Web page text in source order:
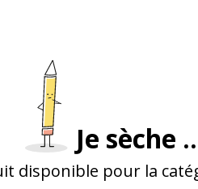
Je sèche
disponible pour la